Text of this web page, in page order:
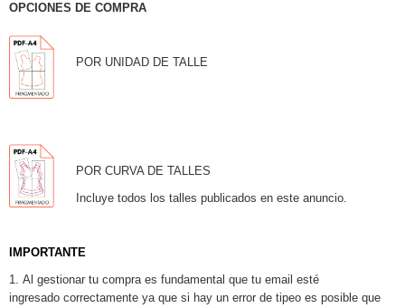
OPCIONES DE COMPRA
POR UNIDAD DE TALLE
POR CURVA DE TALLES
Incluye todos los talles publicados en este anuncio.
IMPORTANTE
Al gestionar tu compra es fundamental que tu email esté
ingresado correctamente ya que si hay un error de tipeo es posible que